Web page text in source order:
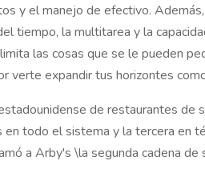
y el manejo de efectivo.
tiempo, la multitarea y la
las cosas que se le pueden
verte expandir tus horizontes
de restaurantes de
todo el sistema y la tercera en
a Arby's \la segunda cadena de